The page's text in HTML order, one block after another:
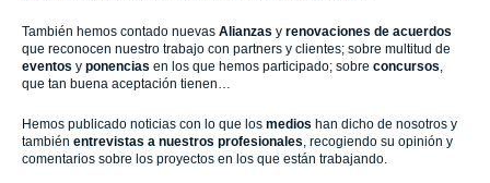
También hemos contado nuevas Alianzas y renovaciones de acuerdos
que reconocen nuestro trabajo con partners y clientes; sobre multitud de
eventos y ponencias en los que hemos participado; sobre concursos
que tan buena aceptación tienen…
Hemos publicado noticias con lo que los medios han dicho de nosotros y
también entrevistas a nuestros profesionales , recogiendo su opinión y
comentarios sobre los proyectos en los que están trabajando.